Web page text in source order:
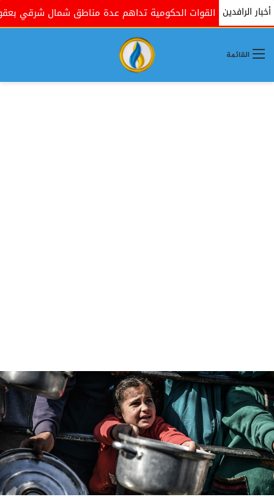
أخبار الرافدينالقوات الحكومية تداهم عدة مناطق شمال شرقي بعقوبة
القائمة